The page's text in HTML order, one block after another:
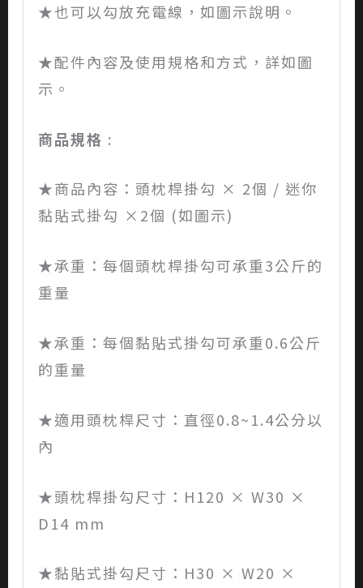
★也可以勾放充電線，如圖示說明。
★配件內容及使用規格和方式，詳如圖
示。
商品規格 :
★商品內容：頭枕桿掛勾 × 2個 / 迷你
黏貼式掛勾 ×2個 (如圖示)
★承重：每個頭枕桿掛勾可承重3公斤的
重量
★承重：每個黏貼式掛勾可承重0.6公斤
的重量
★適用頭枕桿尺寸：直徑0.8~1.4公分以
內
★頭枕桿掛勾尺寸：H120 × W30 ×
D14 mm
★黏貼式掛勾尺寸：H30 × W20 ×